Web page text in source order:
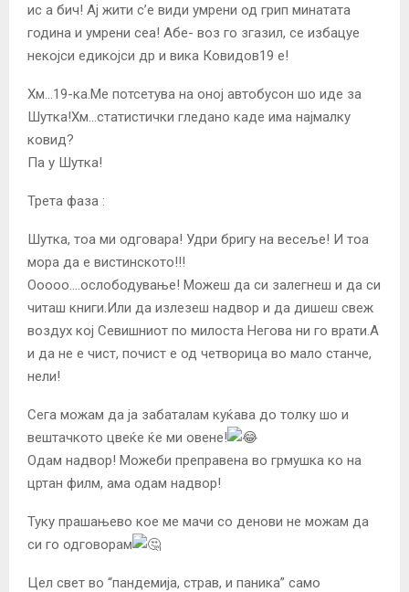
ис а бич! Ај жити с’е види умрени од грип минатата
година и умрени сеа! Абе- воз го згазил, се избацуе
некојси едикојси др и вика Ковидов19 е!
Хм…19-ка.Ме потсетува на оној автобусон шо иде за
Шутка!Хм…статистички гледано каде има најмалку
ковид?
Па у Шутка!
Трета фаза :
Шутка, тоа ми одговара! Удри бригу на весеље! И тоа
мора да е вистинското!!!
Ооооо….ослободување! Можеш да си залегнеш и да си
читаш книги.Или да излезеш надвор и да дишеш свеж
воздух кој Севишниот по милоста Негова ни го врати.А
и да не е чист, почист е од четворица во мало станче,
нели!
Сега можам да ја забаталам куќава до толку шо и
вештачкото цвеќе ќе ми овене!
Одам надвор! Можеби преправена во грмушка ко на
цртан филм, ама одам надвор!
Туку прашањево кое ме мачи со денови не можам да
си го одговорам
Цел свет во “пандемија, страв, и паника” само